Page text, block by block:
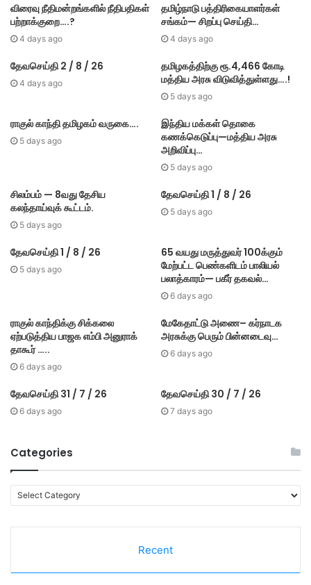
விரைவு நீதிமன்றங்களில் நீதிபதிகள்
பற்றாக்குறை….?
4 days ago
தமிழ்நாடு பத்திரிகையாளர்கள்
சங்கம்— சிறப்பு செய்தி…
4 days ago
தேவசெய்தி 2 / 8 / 26
4 days ago
தமிழகத்திற்கு ரூ.4,466 கோடி
மத்திய அரசு விடுவித்துள்ளது….!
5 days ago
ராகுல் காந்தி தமிழகம் வருகை….
5 days ago
இந்திய மக்கள் தொகை
கணக்கெடுப்பு—மத்திய அரசு
அறிவிப்பு…
5 days ago
சிலம்பம் — 8வது தேசிய
கலந்தாய்வுக் கூட்டம்.
5 days ago
தேவசெய்தி 1 / 8 / 26
5 days ago
தேவசெய்தி 1 / 8 / 26
5 days ago
65 வயது மருத்துவர் 100க்கும்
மேற்பட்ட பெண்களிடம் பாலியல்
பலாத்காரம்— பகீர் தகவல்…
6 days ago
ராகுல் காந்திக்கு சிக்கலை
ஏற்படுத்திய பாஜக எம்பி அனுராக்
தாகூர் …..
6 days ago
மேகே​தாட்டு அணை– கர்​நாடக
அரசுக்கு பெரும் பின்​னடைவு…
6 days ago
தேவசெய்தி 31 / 7 / 26
6 days ago
தேவசெய்தி 30 / 7 / 26
7 days ago
Categories
a
Recent